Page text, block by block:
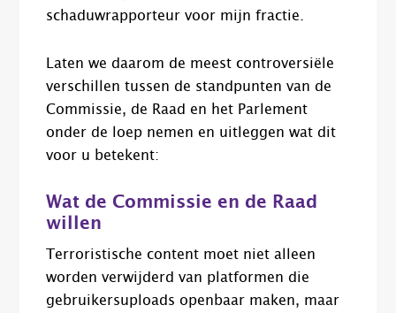
schaduwrapporteur voor mijn fractie.
Laten we daarom de meest controversiële
verschillen tussen de standpunten van de
Commissie, de Raad en het Parlement
onder de loep nemen en uitleggen wat dit
voor u betekent:
Wat de Commissie en de Raad
willen
Terroristische content moet niet alleen
worden verwijderd van platformen die
gebruikersuploads openbaar maken, maar